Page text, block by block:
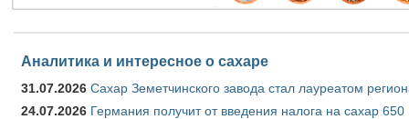
Аналитика и интересное о сахаре
31.07.2026 Сахар Земетчинского завода стал лауреатом
24.07.2026 Германия получит от введения налога на сахар